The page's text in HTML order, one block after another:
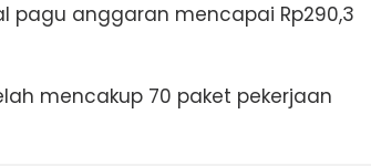
pagu anggaran mencapai Rp290,3
mencakup 70 paket pekerjaan